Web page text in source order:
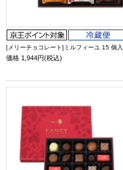
[メリーチョコレート]ミルフィーユ 15 個入
価格 1,944円(税込)